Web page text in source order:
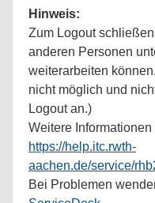
Hinweis:
Zum Logout
anderen Personen
weiterarbeiten
nicht möglich und
Logout an.)
Weitere
https://help.itc.rwth-
aachen.de/service/
Bei Problemen